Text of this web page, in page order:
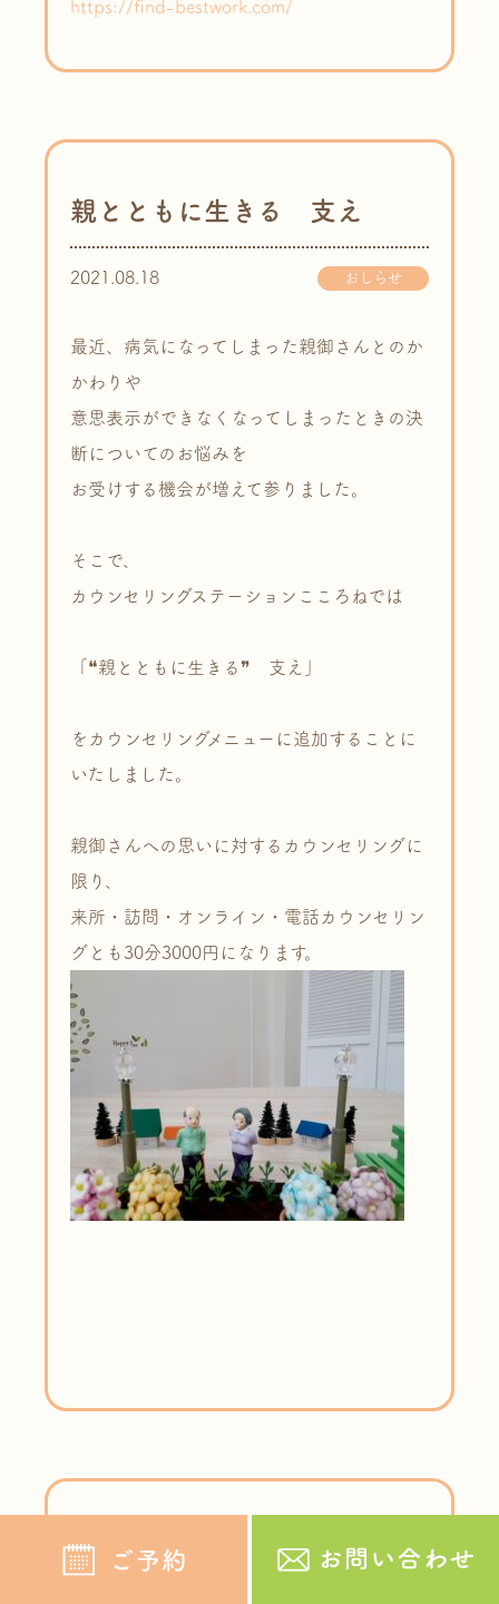
https://find-bestwork.com/
親とともに生きる 支え
2021.08.18 おしらせ
最近、病気になってしまった親御さんとのか
かわりや
意思表示ができなくなってしまったときの決
断についてのお悩みを
お受けする機会が増えて参りました。
そこで、
カウンセリングステーションこころねでは
「❝親とともに生きる❞ 支え」
をカウンセリングメニューに追加することに
いたしました。
親御さんへの思いに対するカウンセリングに
限り、
来所・訪問・オンライン・電話カウンセリン
グとも30分3000円になります。
電話カウンセリングをはじめ